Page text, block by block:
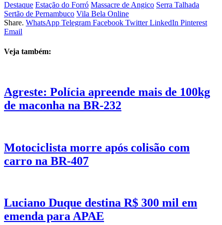
Destaque Estação do Forró Massacre de Angico Serra Talhada
Sertão de Pernambuco Vila Bela Online
Share. WhatsApp Telegram Facebook Twitter LinkedIn Pinterest
Email
Veja também:
Agreste: Polícia apreende mais de 100kg
de maconha na BR-232
Motociclista morre após colisão com
carro na BR-407
Luciano Duque destina R$ 300 mil em
emenda para APAE